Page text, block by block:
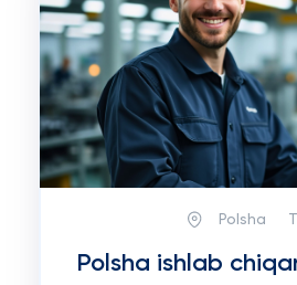
Polsha
Polsha ishlab